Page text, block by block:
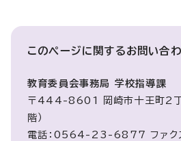
このページに関するお問い合
教育委員会事務局 学校指導課
〒444-8601 岡崎市十王町2丁
階）
電話：0564-23-6877 ファ